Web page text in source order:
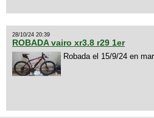
28/10/24 20:39
ROBADA vairo xr3.8 r29 1er
Robada el 15/9/24 en